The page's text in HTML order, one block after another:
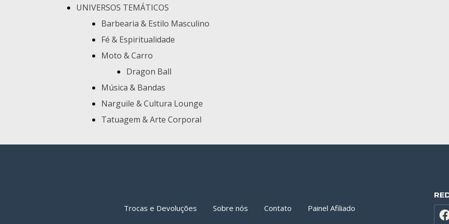
UNIVERSOS TEMÁTICOS
Barbearia & Estilo Masculino
Fé & Espiritualidade
Moto & Carro
Dragon Ball
Música & Bandas
Narguile & Cultura Lounge
Tatuagem & Arte Corporal
Trocas e Devoluções Sobre nós Contato Painel Afiliado